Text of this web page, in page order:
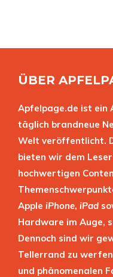
ÜBER
Apfelpage.de ist ein
täglich brandneue
Welt veröffentlicht.
bieten wir dem
hochwertigen
Apple iPhone, iPad
Hardware im Auge,
Dennoch sind wir
Tellerrand zu
und phänomenalen